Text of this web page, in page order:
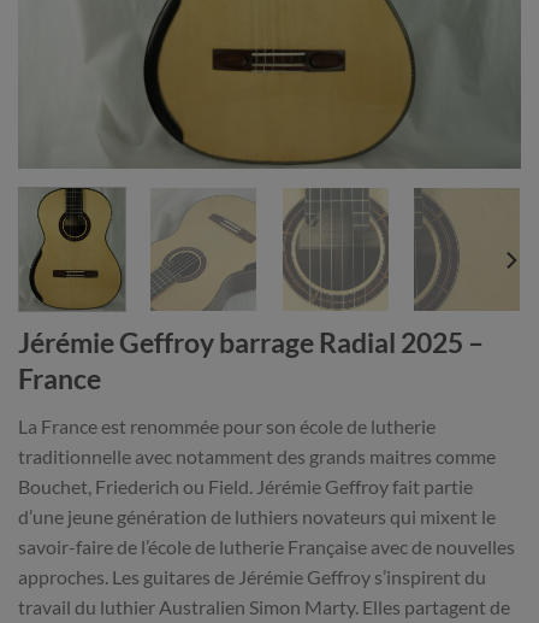
Jérémie Geffroy barrage Radial 2025 –
France
La France est renommée pour son école de lutherie
traditionnelle avec notamment des grands maitres comme
Bouchet, Friederich ou Field. Jérémie Geffroy fait partie
d’une jeune génération de luthiers novateurs qui mixent le
savoir-faire de l’école de lutherie Française avec de nouvelles
approches. Les guitares de Jérémie Geffroy s’inspirent du
travail du luthier Australien Simon Marty. Elles partagent de